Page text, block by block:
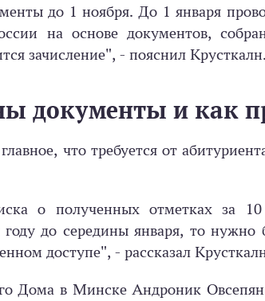
до 1 ноября. До 1 января
на основе документов,
зачисление", - пояснил Крусткалн.
документы и как
что требуется от
о полученных отметках за
году до середины января, то
доступе", - рассказал
Дома в Минске Андроник Овсепян